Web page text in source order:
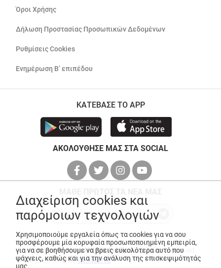
Όροι Χρήσης
Δήλωση Προστασίας Προσωπικών Δεδομένων
Ρυθμίσεις Cookies
Ενημέρωση Β’ επιπέδου
ΚΑΤΕΒΑΣΕ ΤΟ APP
ΑΚΟΛΟΥΘΗΣΕ ΜΑΣ ΣΤΑ SOCIAL
© Copyright 2026ANEDIK Kritikos. All Rights Reserved
Made with
byDesquared
Διαχείριση cookies και
παρόμοιων τεχνολογιών
Χρησιμοποιούμε εργαλεία όπως τα cookies για να σου
προσφέρουμε μία κορυφαία προσωποποιημένη εμπειρία,
για να σε βοηθήσουμε να βρεις ευκολότερα αυτό που
ψάχνεις, καθώς και για την ανάλυση της επισκεψιμότητάς
μας.